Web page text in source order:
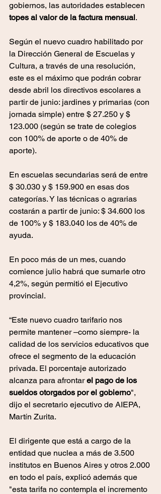
gobiernos, las autoridades establecen
topes al valor de la factura mensual.
Según el nuevo cuadro habilitado por
la Dirección General de Escuelas y
Cultura, a través de una resolución,
este es el máximo que podrán cobrar
desde abril los directivos escolares a
partir de junio: jardines y primarias (con
jornada simple) entre $ 27.250 y $
123.000 (según se trate de colegios
con 100% de aporte o de 40% de
aporte).
En escuelas secundarias será de entre
$ 30.030 y $ 159.900 en esas dos
categorías. Y las técnicas o agrarias
costarán a partir de junio: $ 34.600 los
de 100% y $ 183.040 los de 40% de
ayuda.
En poco más de un mes, cuando
comience julio habrá que sumarle otro
4,2%, según permitió el Ejecutivo
provincial.
“Este nuevo cuadro tarifario nos
permite mantener –como siempre- la
calidad de los servicios educativos que
ofrece el segmento de la educación
privada. El porcentaje autorizado
alcanza para afrontar el pago de los
sueldos otorgados por el gobierno",
dijo el secretario ejecutivo de AIEPA,
Martín Zurita.
El dirigente que está a cargo de la
entidad que nuclea a más de 3.500
institutos en Buenos Aires y otros 2.000
en todo el país, explicó además que
"esta tarifa no contempla el incremento